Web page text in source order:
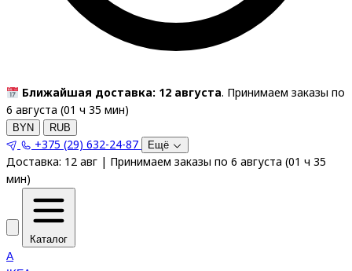
Ближайшая доставка: 12 августа. Принимаем заказы по
6 августа (01 ч 35 мин)
BYN RUB
+375 (29) 632-24-87 Ещё
Доставка: 12 авг | Принимаем заказы по 6 августа (01 ч 35
мин)
Каталог
A